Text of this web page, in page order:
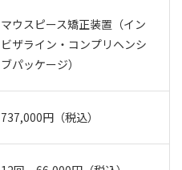
マウスピース矯正装置（イン
ビザライン・コンプリヘンシ
ブパッケージ）
737,000円（税込）